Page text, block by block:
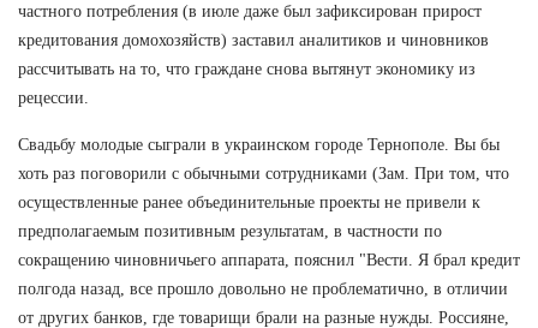
частного потребления (в июле даже был зафиксирован прирост
кредитования домохозяйств) заставил аналитиков и чиновников
рассчитывать на то, что граждане снова вытянут экономику из
рецессии.
Свадьбу молодые сыграли в украинском городе Тернополе. Вы бы
хоть раз поговорили с обычными сотрудниками (Зам. При том, что
осуществленные ранее объединительные проекты не привели к
предполагаемым позитивным результатам, в частности по
сокращению чиновничьего аппарата, пояснил "Вести. Я брал кредит
полгода назад, все прошло довольно не проблематично, в отличии
от других банков, где товарищи брали на разные нужды. Россияне,